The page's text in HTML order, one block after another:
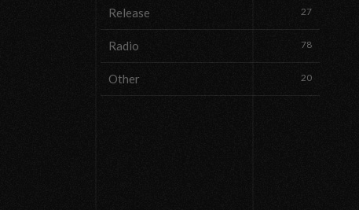
Release 27
Radio 78
Other 20